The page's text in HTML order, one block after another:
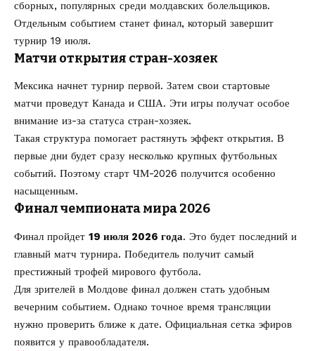
сборных, популярных среди молдавских болельщиков.
Отдельным событием станет финал, который завершит
турнир 19 июля.
Матчи открытия стран-хозяек
Мексика начнет турнир первой. Затем свои стартовые
матчи проведут Канада и США. Эти игры получат особое
внимание из-за статуса стран-хозяек.
Такая структура помогает растянуть эффект открытия. В
первые дни будет сразу несколько крупных футбольных
событий. Поэтому старт ЧМ-2026 получится особенно
насыщенным.
Финал чемпионата мира 2026
Финал пройдет 19 июля 2026 года. Это будет последний и
главный матч турнира. Победитель получит самый
престижный трофей мирового футбола.
Для зрителей в Молдове финал должен стать удобным
вечерним событием. Однако точное время трансляции
нужно проверить ближе к дате. Официальная сетка эфиров
появится у правообладателя.